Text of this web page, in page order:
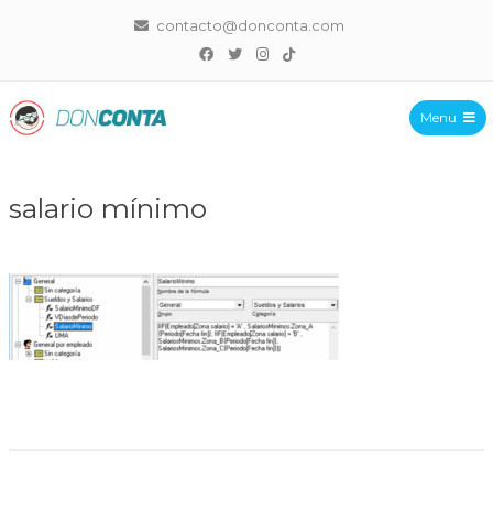
contacto@donconta.com
Menu
salario mínimo